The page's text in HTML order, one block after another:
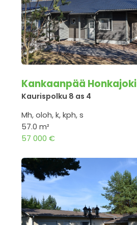
Kankaanpää Honkajoki
Kaurispolku 8 as 4
Mh, oloh, k, kph, s
57.0 m²
57 000 €